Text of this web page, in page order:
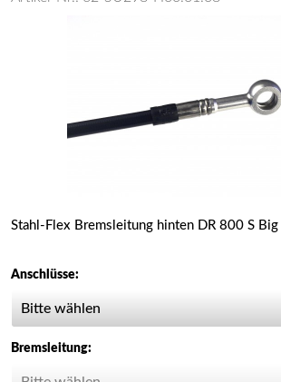
Stahl-Flex Bremsleitung hinten DR 800 S
Anschlüsse:
Bremsleitung: